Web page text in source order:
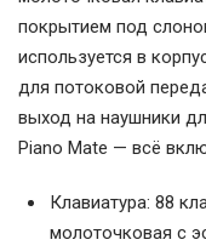
покрытием под
используется в
для потоковой
выход на наушники
Piano Mate — всё
Клавиатура: 88
молоточковая с